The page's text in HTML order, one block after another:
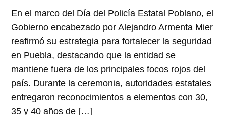
En el marco del Día del Policía Estatal Poblano, el
Gobierno encabezado por Alejandro Armenta Mier
reafirmó su estrategia para fortalecer la seguridad
en Puebla, destacando que la entidad se
mantiene fuera de los principales focos rojos del
país. Durante la ceremonia, autoridades estatales
entregaron reconocimientos a elementos con 30,
35 y 40 años de […]